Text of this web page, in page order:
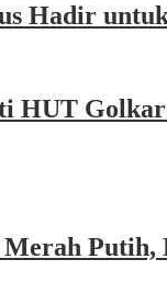
Hadir
HUT
Putih,